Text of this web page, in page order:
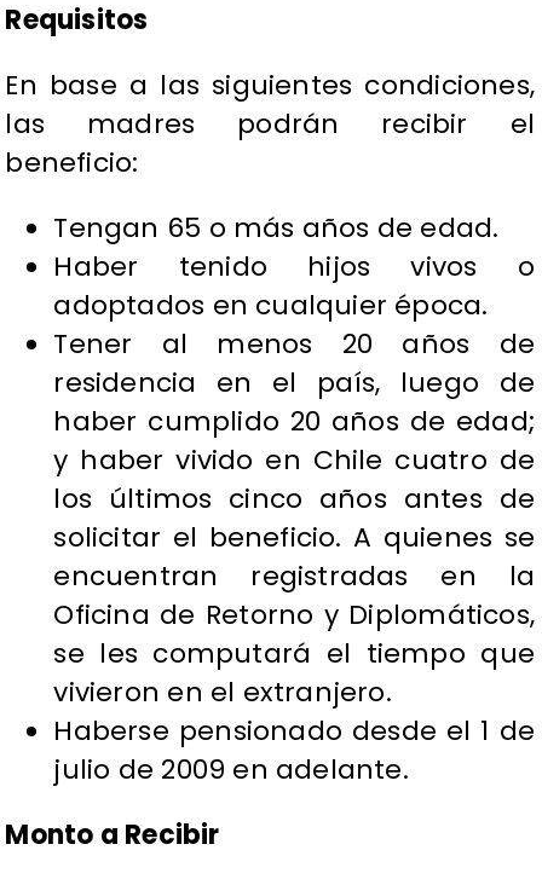
Requisitos
En base a las siguientes condiciones,
las madres podrán recibir el
beneficio:
Tengan 65 o más años de edad.
Haber tenido hijos vivos o
adoptados en cualquier época.
Tener al menos 20 años de
residencia en el país, luego de
haber cumplido 20 años de edad;
y haber vivido en Chile cuatro de
los últimos cinco años antes de
solicitar el beneficio. A quienes se
encuentran registradas en la
Oficina de Retorno y Diplomáticos,
se les computará el tiempo que
vivieron en el extranjero.
Haberse pensionado desde el 1 de
julio de 2009 en adelante.
Monto a Recibir